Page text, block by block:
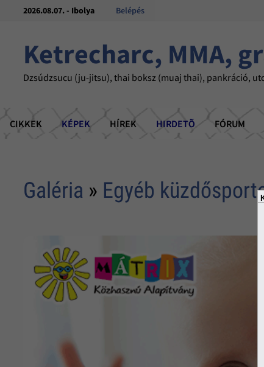
2026.08.07. - Ibolya Belépés
Ketrecharc, MMA,
Dzsúdzsucu (ju-jitsu), thai boksz (muaj thai), pankráció,
CIKKEK KÉPEK HÍREK HIRDETÕ FÓRUM
Galéria » Egyéb